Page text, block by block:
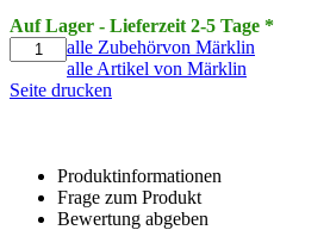
Auf Lager - Lieferzeit 2-5 Tage *
alle Zubehörvon Märklin
alle Artikel von Märklin
Seite drucken
Produktinformationen
Frage zum Produkt
Bewertung abgeben